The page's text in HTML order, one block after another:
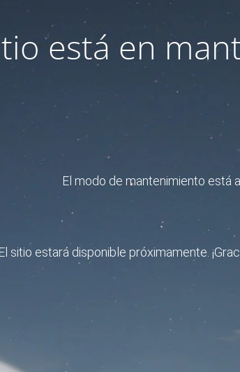
está en
El modo de mantenimiento está
El sitio estará disponible próximamente.